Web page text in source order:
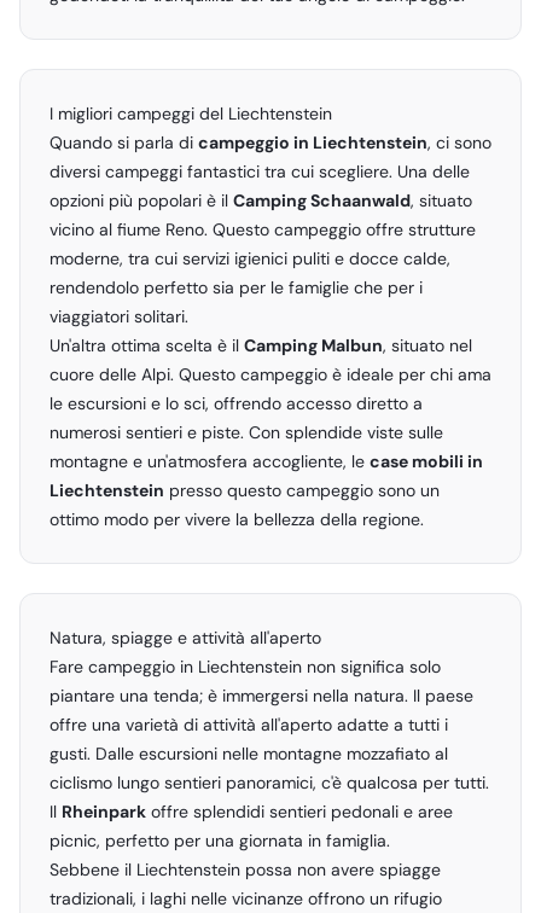
I migliori campeggi del Liechtenstein
Quando si parla di campeggio in Liechtenstein, ci sono
diversi campeggi fantastici tra cui scegliere. Una delle
opzioni più popolari è il Camping Schaanwald, situato
vicino al fiume Reno. Questo campeggio offre strutture
moderne, tra cui servizi igienici puliti e docce calde,
rendendolo perfetto sia per le famiglie che per i
viaggiatori solitari.
Un'altra ottima scelta è il Camping Malbun, situato nel
cuore delle Alpi. Questo campeggio è ideale per chi ama
le escursioni e lo sci, offrendo accesso diretto a
numerosi sentieri e piste. Con splendide viste sulle
montagne e un'atmosfera accogliente, le case mobili in
Liechtenstein presso questo campeggio sono un
ottimo modo per vivere la bellezza della regione.
Natura, spiagge e attività all'aperto
Fare campeggio in Liechtenstein non significa solo
piantare una tenda; è immergersi nella natura. Il paese
offre una varietà di attività all'aperto adatte a tutti i
gusti. Dalle escursioni nelle montagne mozzafiato al
ciclismo lungo sentieri panoramici, c'è qualcosa per tutti.
Il Rheinpark offre splendidi sentieri pedonali e aree
picnic, perfetto per una giornata in famiglia.
Sebbene il Liechtenstein possa non avere spiagge
tradizionali, i laghi nelle vicinanze offrono un rifugio